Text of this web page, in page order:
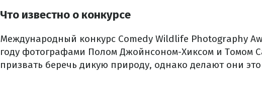
Что известно о конкурсе
Международный конкурс Comedy Wildlife Photography
году фотографами Полом Джойнсоном-Хиксом и Томом
призвать беречь дикую природу, однако делают они